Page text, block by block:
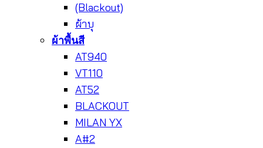
(Blackout)
ผ้าบุ
ผ้าพื้นสี
AT940
VT110
AT52
BLACKOUT
MILAN YX
A#2